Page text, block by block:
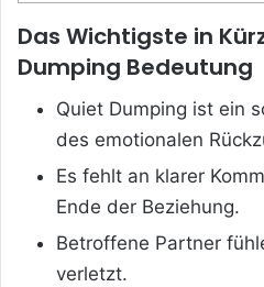
Das Wichtigste in
Dumping Bedeutung
Quiet Dumping ist ein
des emotionalen
Es fehlt an klarer
Ende der Beziehung.
Betroffene Partner
verletzt.